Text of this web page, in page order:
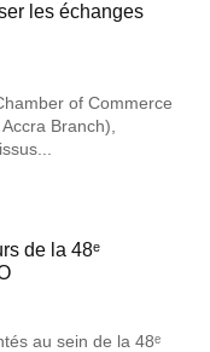
les échanges
of Commerce
Branch),
de la 48ᵉ
au sein de la 48ᵉ